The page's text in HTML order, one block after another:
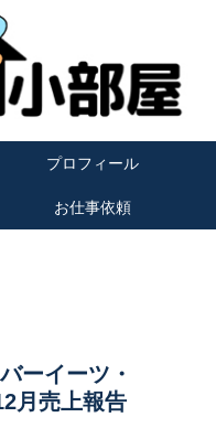
プロフィール
お仕事依頼
ーイーツ・
月売上報告